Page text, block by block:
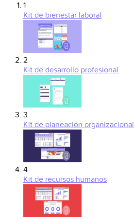
1
Kit de bienestar laboral
2
Kit de desarrollo profesional
3
Kit de planeación organizacional
4
Kit de recursos humanos